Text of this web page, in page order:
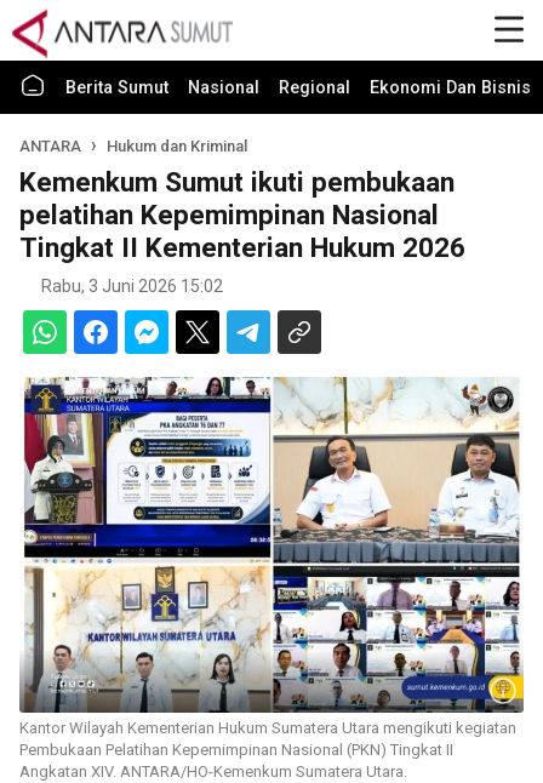
Berita Sumut Nasional Regional Ekonomi Dan Bisnis
ANTARA Hukum dan Kriminal
Kemenkum Sumut ikuti pembukaan
pelatihan Kepemimpinan Nasional
Tingkat II Kementerian Hukum 2026
Rabu, 3 Juni 2026 15:02
Kantor Wilayah Kementerian Hukum Sumatera Utara mengikuti kegiatan
Pembukaan Pelatihan Kepemimpinan Nasional (PKN) Tingkat II
Angkatan XIV. ANTARA/HO-Kemenkum Sumatera Utara.